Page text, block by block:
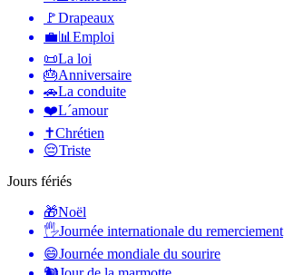
🚩Drapeaux
💼📊 Emploi
📜La loi
🎂Anniversaire
🚗La conduite
❤️L´amour
✝️Chrétien
😔Triste
Jours fériés
🎁Noël
🖐Journée internationale du remerciement
😄Journée mondiale du sourire